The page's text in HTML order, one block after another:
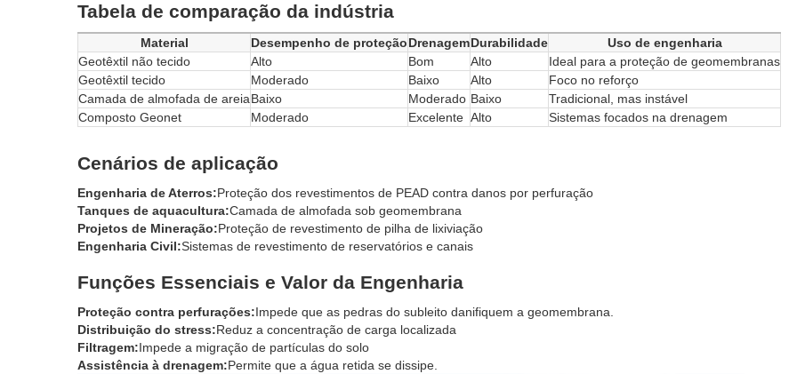
Tabela de comparação da indústria
Material Desempenho de proteçãoDrenagemDurabilidade
Uso de engenharia
Geotêxtil não tecido
Alto Bom Alto
Ideal para a proteção de geomembranas
Geotêxtil tecido
Moderado Baixo Alto
Foco no reforço
Camada de almofada de areiaBaixo Moderado Baixo
Tradicional, mas instável
Composto Geonet
Moderado Excelente Alto Sistemas focados na drenagem
Cenários de aplicação
Engenharia de Aterros:Proteção dos revestimentos de PEAD contra danos por perfuração
Tanques de aquacultura:Camada de almofada sob geomembrana
Projetos de Mineração:Proteção de revestimento de pilha de lixiviação
Engenharia Civil:Sistemas de revestimento de reservatórios e canais
Funções Essenciais e Valor da Engenharia
Proteção contra perfurações:Impede que as pedras do subleito danifiquem a geomembrana.
Distribuição do stress:Reduz a concentração de carga localizada
Filtragem:Impede a migração de partículas do solo
Assistência à drenagem:Permite que a água retida se dissipe.